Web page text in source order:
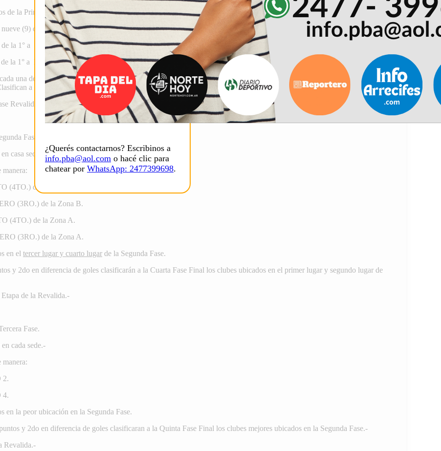
de la Primera Fase.
(9) clubes cada una (“A” y “B”).-
la 1° a la 5° posición de la Zona 1 y por los clubes clasificados de la 1° a la 4° posición de la Zona 2.-
la 1° a la 5° posición de la Zona 3 y por los clubes clasificados de la 1° a la 4° posición de la Zona 4.-
una de las zonas, las cuales jugarán todos contra todosa una rueda (dentro de su zona), en partidos de ida solamente,
a la Tercera Fase del PRIMERO (1ro) y al CUARTO (4to) de cada zona (Total: 8 clubes).
Revalida (Total: 10 clubes).
Fase.
casa sede.
manera:
(4TO.) de la Zona B.
(3RO.) de la Zona B.
(4TO.) de la Zona A.
(3RO.) de la Zona A.
en el tercer lugar y cuarto lugar de la Segunda Fase.
y 2do en diferencia de goles clasificarán a la Cuarta Fase Final los clubes ubicados en el primer lugar y segundo lugar de
de la Revalida.-
Fase.
cada sede.-
manera:
2.
4.
en la peor ubicación en la Segunda Fase.
y 2do en diferencia de goles clasificaran a la Quinta Fase Final los clubes mejores ubicados en la Segunda Fase.-
Revalida.-
¿Querés contactarnos? Escribinos a
info.pba@aol.com o hacé clic para
chatear por WhatsApp: 2477399698.